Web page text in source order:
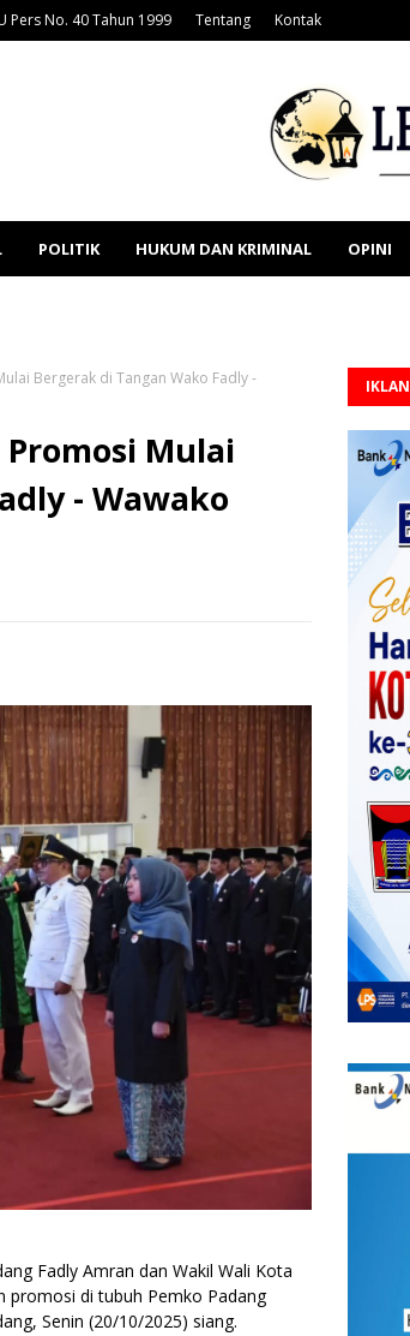
Pers No. 40 Tahun 1999 Tentang Kontak
POLITIK HUKUM DAN KRIMINAL OPINI
Bergerak di Tangan Wako Fadly -
Mulai
- Wawako
Fadly Amran dan Wakil Wali Kota
promosi di tubuh Pemko Padang
Senin (20/10/2025) siang.
IKLAN